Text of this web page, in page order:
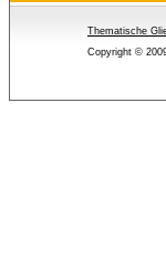
Thematische
Copyright ©